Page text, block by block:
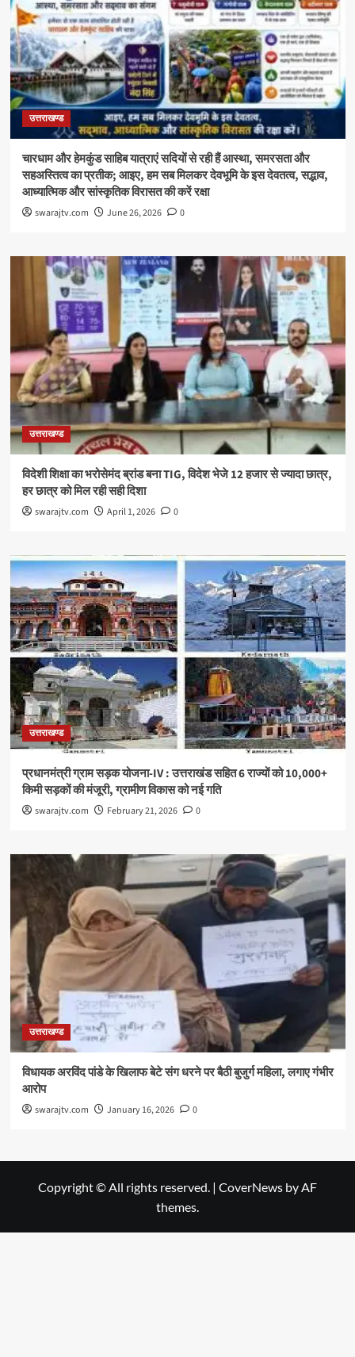
उत्तराखण्ड
चारधाम और हेमकुंड साहिब यात्राएं सदियों से रही हैं आस्था, समरसता और
सहअस्तित्व का प्रतीक; आइए, हम सब मिलकर देवभूमि के इस देवतत्व, सद्भाव,
आध्यात्मिक और सांस्कृतिक विरासत की करें रक्षा
swarajtv.com June 26, 2026 0
उत्तराखण्ड
विदेशी शिक्षा का भरोसेमंद ब्रांड बना TIG, विदेश भेजे 12 हजार से ज्यादा छात्र,
हर छात्र को मिल रही सही दिशा
swarajtv.com April 1, 2026 0
उत्तराखण्ड
प्रधानमंत्री ग्राम सड़क योजना-IV : उत्तराखंड सहित 6 राज्यों को 10,000+
किमी सड़कों की मंजूरी, ग्रामीण विकास को नई गति
swarajtv.com February 21, 2026 0
उत्तराखण्ड
विधायक अरविंद पांडे के खिलाफ बेटे संग धरने पर बैठी बुजुर्ग महिला, लगाए गंभीर
आरोप
swarajtv.com January 16, 2026 0
Copyright © All rights reserved. | CoverNews by AF
themes.